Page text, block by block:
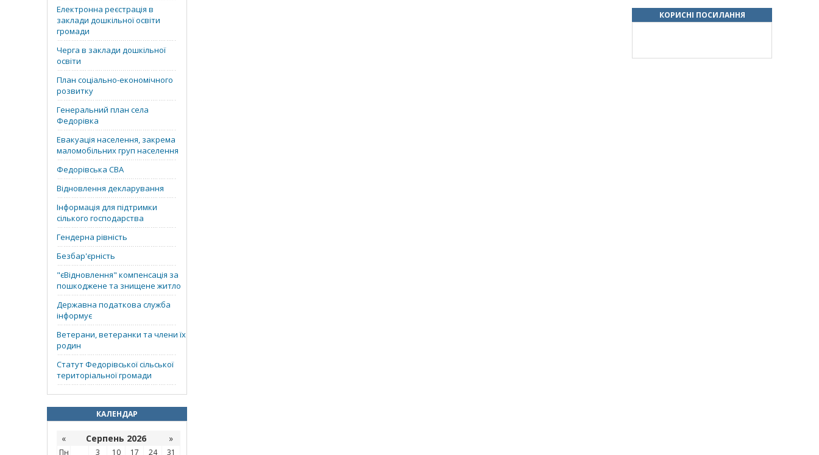
Електронна реєстрація в
заклади дошкільної освіти
громади
Черга в заклади дошкільної
освіти
План соціально-економічного
розвитку
Генеральний план села
Федорівка
Евакуація населення, закрема
маломобільних груп населення
Федорівська СВА
Відновлення декларування
Інформація для підтримки
сілького господарства
Гендерна рівність
Безбар'єрність
"єВідновлення" компенсація за
пошкоджене та знищене житло
Державна податкова служба
інформує
Ветерани, ветеранки та члени їх
родин
Статут Федорівської сільської
територіальної громади
КАЛЕНДАР
« Серпень 2026 »
Пн 3 10 17 24 31
КОРИСНІ ПОСИЛАННЯ